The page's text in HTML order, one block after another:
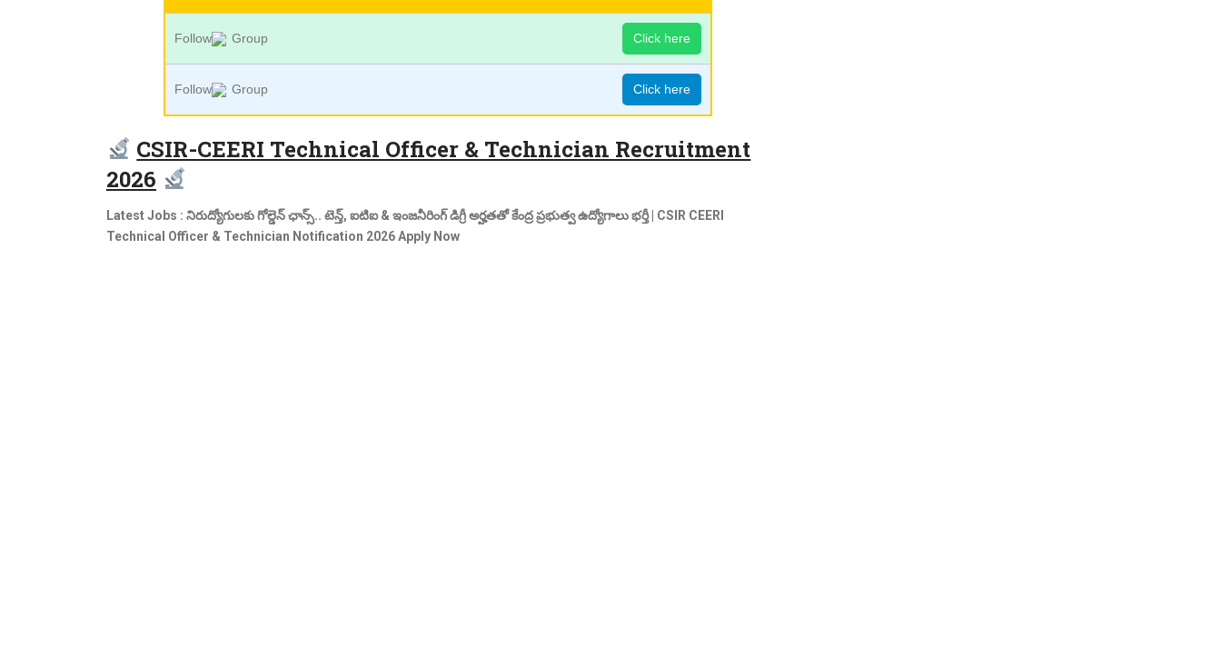
Follow Group Click here
Follow Group Click here
CSIR-CEERI Technical Officer & Technician Recruitment
2026
Latest Jobs : నిరుద్యోగులకు గోల్డెన్ ఛాన్స్.. టెన్త్, ఐటిఐ & ఇంజనీరింగ్ డిగ్రీ అర్హతతో కేంద్ర ప్రభుత్వ ఉద్యోగాలు భర్తీ | CSIR CEERI
Technical Officer & Technician Notification 2026 Apply Now